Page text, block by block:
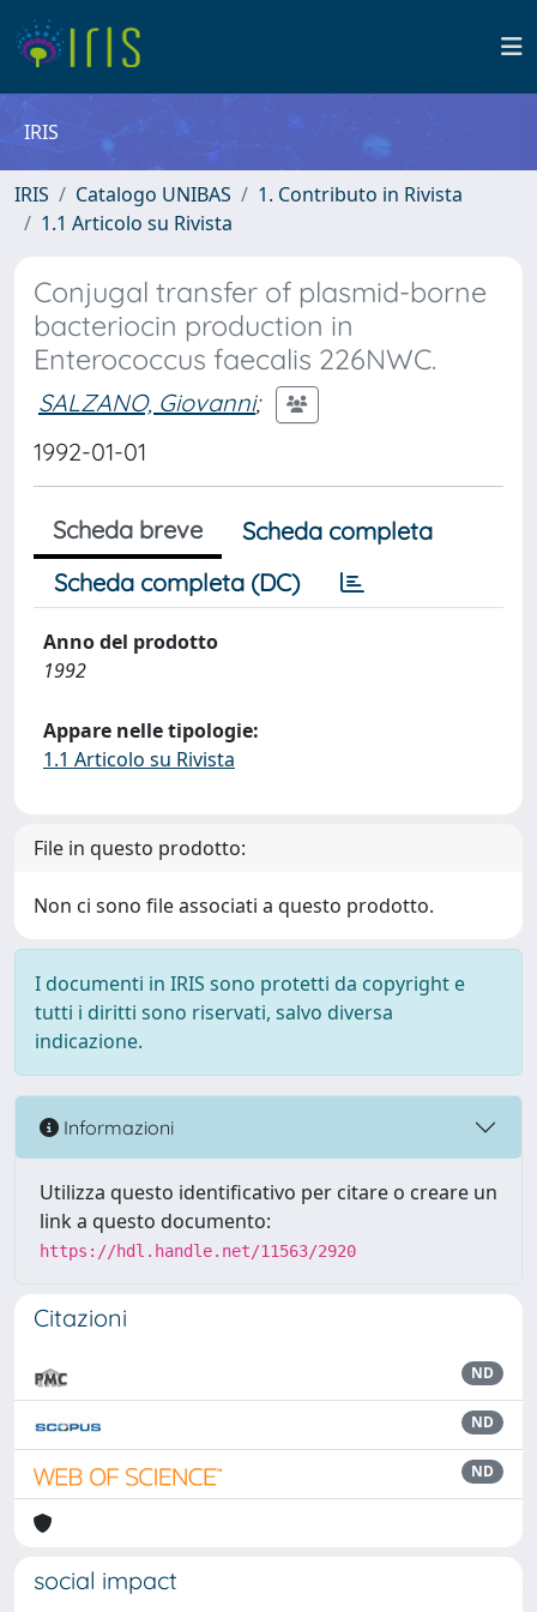
IRIS
IRIS Catalogo UNIBAS
1. Contributo in Rivista
1.1 Articolo su Rivista
Conjugal transfer of plasmid-borne
bacteriocin production in
Enterococcus faecalis 226NWC.
SALZANO, Giovanni;
1992-01-01
Scheda breve
Scheda completa
Scheda completa (DC)
Anno del prodotto
1992
Appare nelle tipologie:
1.1 Articolo su Rivista
File in questo prodotto:
Non ci sono file associati a questo prodotto.
I documenti in IRIS sono protetti da copyright e
tutti i diritti sono riservati, salvo diversa
indicazione.
Informazioni
Utilizza questo identificativo per citare o creare un
link a questo documento:
https://hdl.handle.net/11563/2920
Citazioni
ND
ND
ND
social impact